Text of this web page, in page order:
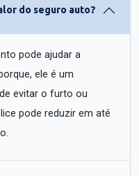
do seguro auto?
pode ajudar a
ele é um
evitar o furto ou
pode reduzir em até